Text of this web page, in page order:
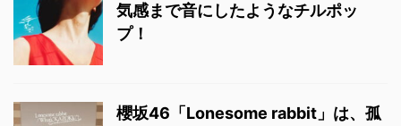
気感まで音にしたようなチルポッ
プ！
櫻坂46「Lonesome rabbit」は、孤